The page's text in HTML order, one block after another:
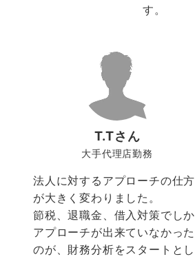
す。
T.Tさん
大手代理店勤務
法人に対するアプローチの仕方
が大きく変わりました。
節税、退職金、借入対策でしか
アプローチが出来ていなかった
のが、財務分析をスタートとし